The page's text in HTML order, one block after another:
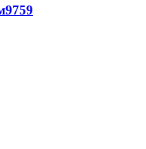
9759